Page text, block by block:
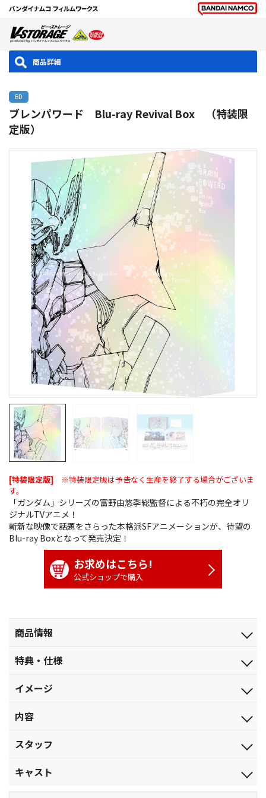
商品詳細
BD
ブレンパワード Blu-ray Revival Box （特装限
定版）
[特装限定版]
※特装限定版は予告なく生産を終了する場合がございま
す。
「ガンダム」シリーズの富野由悠季総監督による不朽の完全オリ
ジナルTVアニメ！
斬新な映像で話題をさらった本格派SFアニメーションが、待望の
Blu-ray Boxとなって発売決定！
お求めはこちら!
公式ショップで購入
商品情報
2022.3.29
ジャンル
TVアニメ
品番
BCXA-1694
税込価格(10%)
￥27,500
税抜価格
特典・仕様
[特製ブックレット]Organic Book（128p）
映像特典
・新規CM＆PV
・ノンテロップオープニング&エンディング
映）
・特別番組「最速攻略：ＡtoＺ」（1998年7月WOWOW放映）
イメージ
内容
第1話「深海を発して」／第2話「運命の再会」／第3話「勇の戦
第4話「故郷の炎」／第5話「敵か味方か」／第6話「ダブル・リバ
スタッフ
悠季／メインデザイン：いのまたむつみ・永野 護／アニメーショ
キャスト